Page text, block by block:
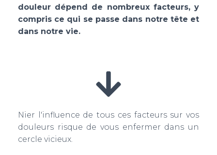
douleur dépend de nombreux facteurs, y
compris ce qui se passe dans notre tête et
dans notre vie.
Nier l'influence de tous ces facteurs sur vos
douleurs risque de vous enfermer dans un
cercle vicieux.